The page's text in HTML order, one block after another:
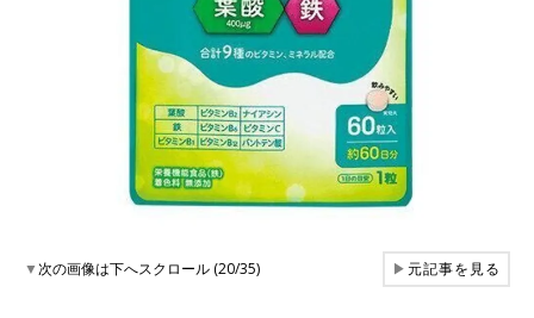
▼次の画像は下へスクロール (20/35) ▶元記事を見る